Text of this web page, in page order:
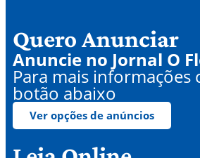
Quero Anunciar
Anuncie no Jornal O
Para mais informações
botão abaixo
Ver opções de anúncios